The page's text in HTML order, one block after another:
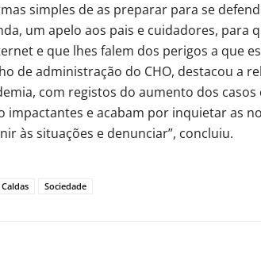
simples de as preparar para se
um apelo aos pais e cuidadores, para
e que lhes falem dos perigos a que
de administração do CHO, destacou a
com registos do aumento dos casos
impactantes e acabam por inquietar as
às situações e denunciar”, concluiu.
Sociedade